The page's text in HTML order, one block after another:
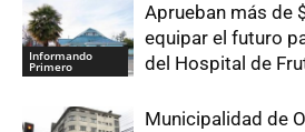
Informando
Primero
Aprueban más de
equipar el futuro
del Hospital de
Municipalidad de